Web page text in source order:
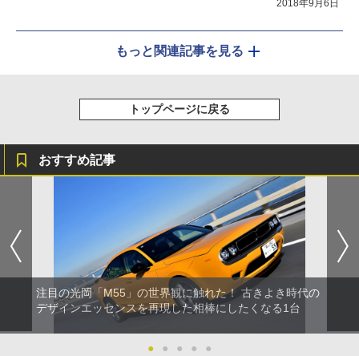
2018年9月6日
もっと関連記事を見る
トップページに戻る
おすすめ記事
注目の光岡「M55」の世界観に触れた！ 古きよき時代の
デザインエッセンスを再現した相棒にしたくなる1台
● ● ● ● ●